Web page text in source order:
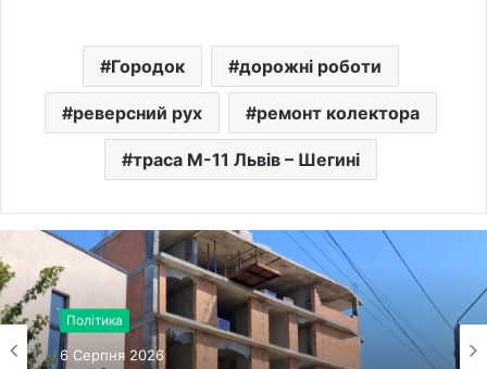
Городок дорожні роботи
реверсний рух ремонт колектора
траса М-11 Львів – Шегині
Політика
6 Серпня 2026